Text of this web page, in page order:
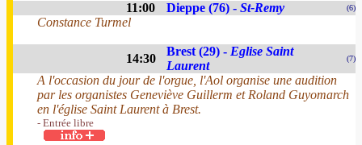
11:00 Dieppe (76) - St-Remy (6)
Constance Turmel
14:30
Brest (29) - Eglise Saint
Laurent
(7)
A l'occasion du jour de l'orgue, l'Aol organise une audition
par les organistes Geneviève Guillerm et Roland Guyomarch
en l'église Saint Laurent à Brest.
- Entrée libre